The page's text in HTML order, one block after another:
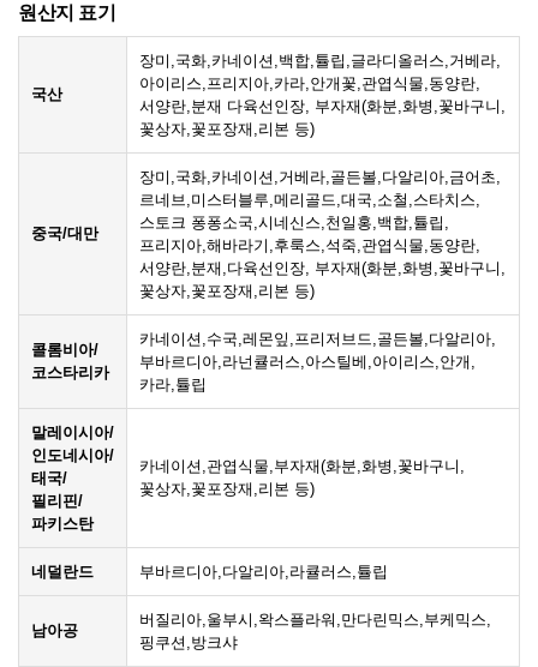
원산지 표기
국산
장미,국화,카네이션,백합,튤립,글라디올러스,거베라,
아이리스,프리지아,카라,안개꽃,관엽식물,동양란,
서양란,분재 다육선인장, 부자재(화분,화병,꽃바구니,
꽃상자,꽃포장재,리본 등)
중국/대만
장미,국화,카네이션,거베라,골든볼,다알리아,금어초,
르네브,미스터블루,메리골드,대국,소철,스타치스,
스토크 퐁퐁소국,시네신스,천일홍,백합,튤립,
프리지아,해바라기,후룩스,석죽,관엽식물,동양란,
서양란,분재,다육선인장, 부자재(화분,화병,꽃바구니,
꽃상자,꽃포장재,리본 등)
콜롬비아/
코스타리카
카네이션,수국,레몬잎,프리저브드,골든볼,다알리아,
부바르디아,라넌큘러스,아스틸베,아이리스,안개,
카라,튤립
말레이시아/
인도네시아/
태국/
필리핀/
파키스탄
카네이션,관엽식물,부자재(화분,화병,꽃바구니,
꽃상자,꽃포장재,리본 등)
네덜란드 부바르디아,다알리아,라큘러스,튤립
남아공
버질리아,울부시,왁스플라워,만다린믹스,부케믹스,
핑쿠션,방크샤